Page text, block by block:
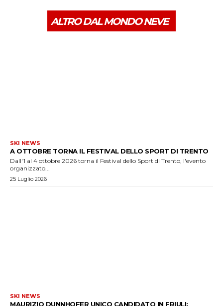
ALTRO DAL MONDO NEVE
SKI NEWS
A OTTOBRE TORNA IL FESTIVAL DELLO SPORT DI TRENTO
Dall'1 al 4 ottobre 2026 torna il Festival dello Sport di Trento, l'evento
organizzato...
25 Luglio 2026
SKI NEWS
MAURIZIO DUNNHOFER UNICO CANDIDATO IN FRIULI: